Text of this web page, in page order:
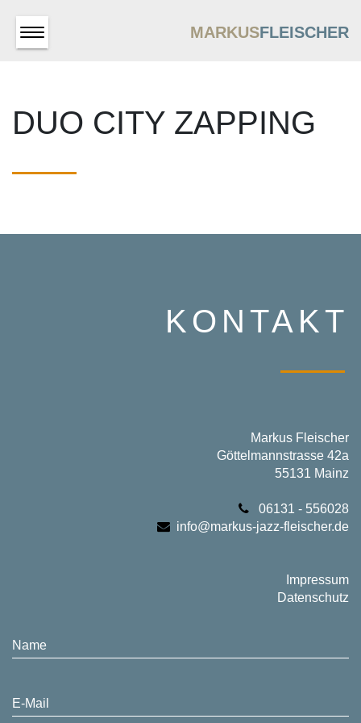
MARKUSFLEISCHER
DUO CITY ZAPPING
KONTAKT
Markus Fleischer
Göttelmannstrasse 42a
55131 Mainz
06131 - 556028
info@markus-jazz-fleischer.de
Impressum
Datenschutz
Name
E-Mail